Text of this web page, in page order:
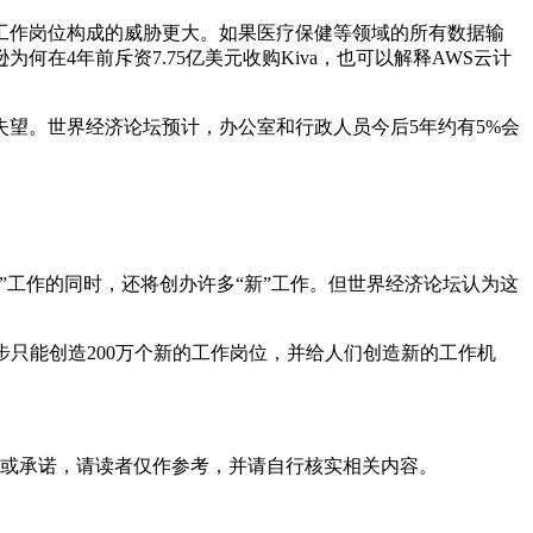
岗位构成的威胁更大。如果医疗保健等领域的所有数据输
何在4年前斥资7.75亿美元收购Kiva，也可以解释AWS云计
。世界经济论坛预计，办公室和行政人员今后5年约有5%会
作的同时，还将创办许多“新”工作。但世界经济论坛认为这
能创造200万个新的工作岗位，并给人们创造新的工作机
诺，请读者仅作参考，并请自行核实相关内容。